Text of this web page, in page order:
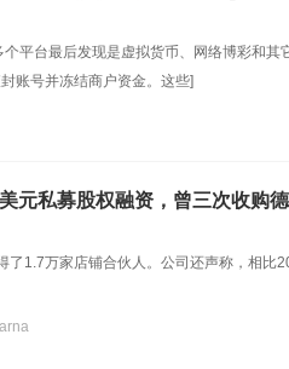
平台最后发现是虚拟货币、网络博彩和
账号并冻结商户资金。这些]
元私募股权融资，曾三次收购
了1.7万家店铺合伙人。公司还声称，相